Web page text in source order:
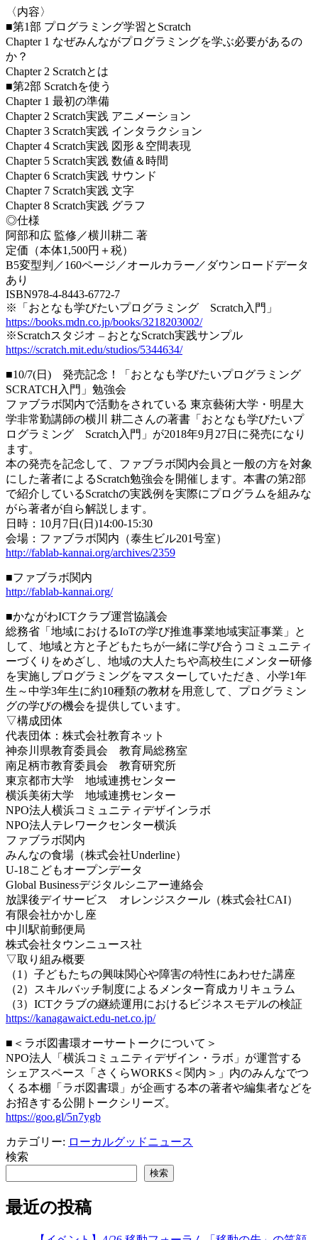
〈内容〉
■第1部 プログラミング学習とScratch
Chapter 1 なぜみんながプログラミングを学ぶ必要があるの
か？
Chapter 2 Scratchとは
■第2部 Scratchを使う
Chapter 1 最初の準備
Chapter 2 Scratch実践 アニメーション
Chapter 3 Scratch実践 インタラクション
Chapter 4 Scratch実践 図形＆空間表現
Chapter 5 Scratch実践 数値＆時間
Chapter 6 Scratch実践 サウンド
Chapter 7 Scratch実践 文字
Chapter 8 Scratch実践 グラフ
◎仕様
阿部和広 監修／横川耕二 著
定価（本体1,500円＋税）
B5変型判／160ページ／オールカラー／ダウンロードデータ
あり
ISBN978-4-8443-6772-7
※「おとなも学びたいプログラミング Scratch入門」
https://books.mdn.co.jp/books/3218203002/
※Scratchスタジオ – おとなScratch実践サンプル
https://scratch.mit.edu/studios/5344634/
■10/7(日) 発売記念！「おとなも学びたいプログラミング
SCRATCH入門」勉強会
ファブラボ関内で活動をされている 東京藝術大学・明星大
学非常勤講師の横川 耕二さんの著書「おとなも学びたいプ
ログラミング Scratch入門」が2018年9月27日に発売になり
ます。
本の発売を記念して、ファブラボ関内会員と一般の方を対象
にした著者によるScratch勉強会を開催します。本書の第2部
で紹介しているScratchの実践例を実際にプログラムを組みな
がら著者が自ら解説します。
日時：10月7日(日)14:00-15:30
会場：ファブラボ関内（泰生ビル201号室）
http://fablab-kannai.org/archives/2359
■ファブラボ関内
http://fablab-kannai.org/
■かながわICTクラブ運営協議会
総務省「地域におけるIoTの学び推進事業地域実証事業」と
して、地域と方と子どもたちが一緒に学び合うコミュニティ
ーづくりをめざし、地域の大人たちや高校生にメンター研修
を実施しプログラミングをマスターしていただき、小学1年
生～中学3年生に約10種類の教材を用意して、プログラミン
グの学びの機会を提供しています。
▽構成団体
代表団体：株式会社教育ネット
神奈川県教育委員会 教育局総務室
南足柄市教育委員会 教育研究所
東京都市大学 地域連携センター
横浜美術大学 地域連携センター
NPO法人横浜コミュニティデザインラボ
NPO法人テレワークセンター横浜
ファブラボ関内
みんなの食場（株式会社Underline）
U-18こどもオープンデータ
Global Businessデジタルシニアー連絡会
放課後デイサービス オレンジスクール（株式会社CAI）
有限会社かかし座
中川駅前郵便局
株式会社タウンニュース社
▽取り組み概要
（1）子どもたちの興味関心や障害の特性にあわせた講座
（2）スキルバッチ制度によるメンター育成カリキュラム
（3）ICTクラブの継続運用におけるビジネスモデルの検証
https://kanagawaict.edu-net.co.jp/
■＜ラボ図書環オーサートークについて＞
NPO法人「横浜コミュニティデザイン・ラボ」が運営する
シェアスペース「さくらWORKS＜関内＞」内のみんなでつ
くる本棚「ラボ図書環」が企画する本の著者や編集者などを
お招きする公開トークシリーズ。
https://goo.gl/5n7ygb
カテゴリー: ローカルグッドニュース
検索
検索
最近の投稿